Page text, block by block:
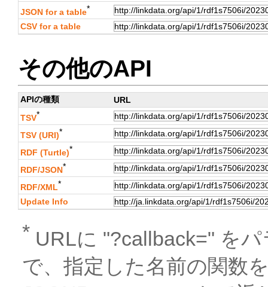
JSON for a table*
CSV for a table
その他のAPI
APIの種類
URL
TSV*
TSV (URI)*
RDF (Turtle)*
RDF/JSON*
RDF/XML*
Update Info
* URLに "?callback=" を
で、指定した名前の関数